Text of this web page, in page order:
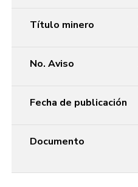
Título minero
No. Aviso
Fecha de publicación
Documento